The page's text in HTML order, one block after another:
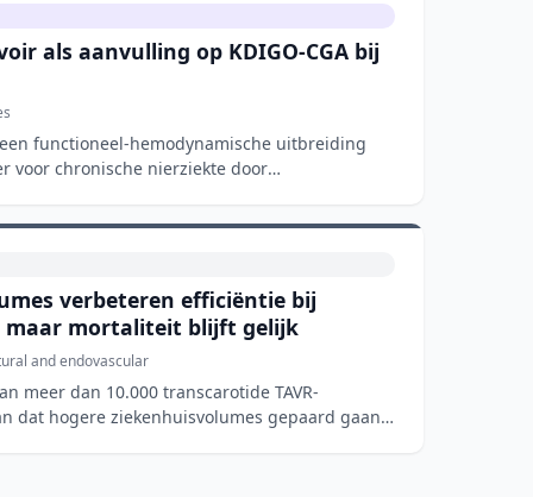
als aanvulling op KDIGO-CGA bij
functioneel-hemodynamische uitbreiding
voor chronische nierziekte door
verbeteren efficiëntie bij
maar mortaliteit blijft gelijk
and endovascular
meer dan 10.000 transcarotide TAVR-
dat hogere ziekenhuisvolumes gepaard gaan